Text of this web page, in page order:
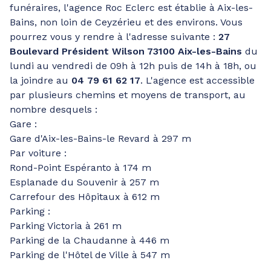
funéraires, l'agence Roc Eclerc est établie à Aix-les-
Bains, non loin de Ceyzérieu et des environs. Vous
pourrez vous y rendre à l'adresse suivante : 27
Boulevard Président Wilson 73100 Aix-les-Bains du
lundi au vendredi de 09h à 12h puis de 14h à 18h, ou
la joindre au 04 79 61 62 17. L'agence est accessible
par plusieurs chemins et moyens de transport, au
nombre desquels :
Gare :
Gare d'Aix-les-Bains-le Revard à 297 m
Par voiture :
Rond-Point Espéranto à 174 m
Esplanade du Souvenir à 257 m
Carrefour des Hôpitaux à 612 m
Parking :
Parking Victoria à 261 m
Parking de la Chaudanne à 446 m
Parking de l'Hôtel de Ville à 547 m